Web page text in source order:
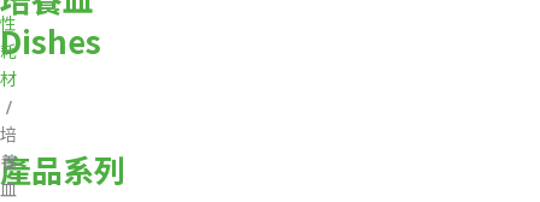
性
耗
材
/
培
養
皿
Dishes
產品系列